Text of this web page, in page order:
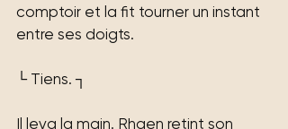
comptoir et la fit tourner un instant
entre ses doigts.
└ Tiens. ┐
Il leva la main. Rhaen retint son